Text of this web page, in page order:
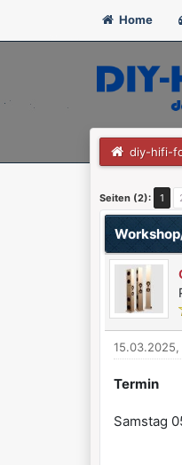
Home
diy-hifi-
Seiten (2): 1
0
1
2
3
4
5
Termin
Samstag